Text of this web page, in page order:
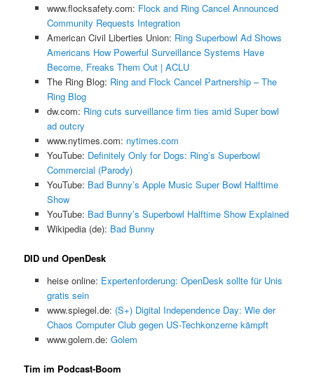
www.flocksafety.com: Flock and Ring Cancel Announced
Community Requests Integration
American Civil Liberties Union: Ring Superbowl Ad Shows
Americans How Powerful Surveillance Systems Have
Become, Freaks Them Out | ACLU
The Ring Blog: Ring and Flock Cancel Partnership – The
Ring Blog
dw.com: Ring cuts surveillance firm ties amid Super bowl
ad outcry
www.nytimes.com: nytimes.com
YouTube: Definitely Only for Dogs: Ring’s Superbowl
Commercial (Parody)
YouTube: Bad Bunny’s Apple Music Super Bowl Halftime
Show
YouTube: Bad Bunny’s Superbowl Halftime Show Explained
Wikipedia (de): Bad Bunny
DID und OpenDesk
heise online: Expertenforderung: OpenDesk sollte für Unis
gratis sein
www.spiegel.de: (S+) Digital Independence Day: Wie der
Chaos Computer Club gegen US-Techkonzerne kämpft
www.golem.de: Golem
Tim im Podcast-Boom